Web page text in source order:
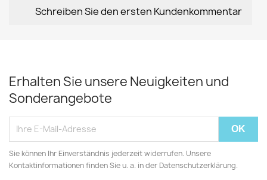
Schreiben Sie den ersten Kundenkommentar
Erhalten Sie unsere Neuigkeiten und
Sonderangebote
Sie können Ihr Einverständnis jederzeit widerrufen. Unsere
Kontaktinformationen finden Sie u. a. in der Datenschutzerklärung.